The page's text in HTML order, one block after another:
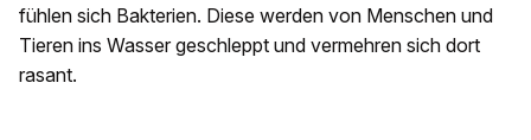
fühlen sich Bakterien. Diese werden von Menschen und
Tieren ins Wasser geschleppt und vermehren sich dort
rasant.